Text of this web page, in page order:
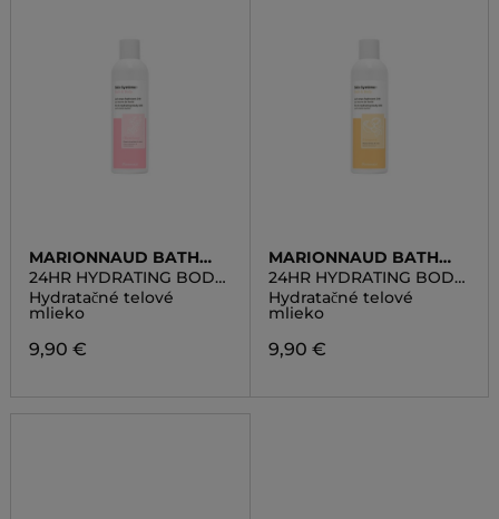
MARIONNAUD BATH
LINE
24HR HYDRATING BODY
MILK CHERISHING
Hydratačné telové
mlieko
9,90 €
MARIONNAUD BATH
LINE
24HR HYDRATING BODY
MILK ESCAPING
Hydratačné telové
mlieko
9,90 €